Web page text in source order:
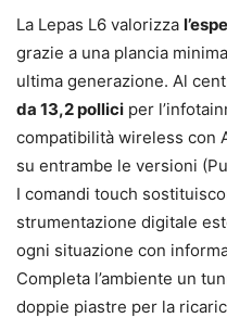
La Lepas L6 valorizza
grazie a una plancia
ultima generazione. Al
da 13,2 pollici per
compatibilità wireless con
su entrambe le versioni
I comandi touch
strumentazione digitale
ogni situazione con
Completa l’ambiente un
doppie piastre per la